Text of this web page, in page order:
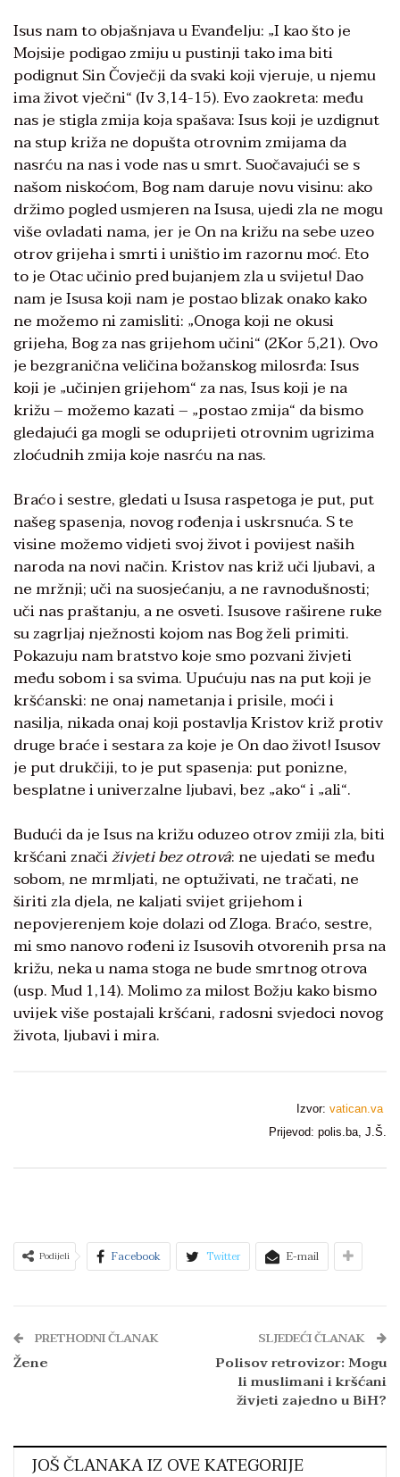
Isus nam to objašnjava u Evanđelju: „I kao što je
Mojsije podigao zmiju u pustinji tako ima biti
podignut Sin Čovječji da svaki koji vjeruje, u njemu
ima život vječni“ (Iv 3,14-15). Evo zaokreta: među
nas je stigla zmija koja spašava: Isus koji je uzdignut
na stup križa ne dopušta otrovnim zmijama da
nasrću na nas i vode nas u smrt. Suočavajući se s
našom niskoćom, Bog nam daruje novu visinu: ako
držimo pogled usmjeren na Isusa, ujedi zla ne mogu
više ovladati nama, jer je On na križu na sebe uzeo
otrov grijeha i smrti i uništio im razornu moć. Eto
to je Otac učinio pred bujanjem zla u svijetu! Dao
nam je Isusa koji nam je postao blizak onako kako
ne možemo ni zamisliti: „Onoga koji ne okusi
grijeha, Bog za nas grijehom učini“ (2Kor 5,21). Ovo
je bezgranična veličina božanskog milosrđa: Isus
koji je „učinjen grijehom“ za nas, Isus koji je na
križu – možemo kazati – „postao zmija“ da bismo
gledajući ga mogli se oduprijeti otrovnim ugrizima
zloćudnih zmija koje nasrću na nas.
Braćo i sestre, gledati u Isusa raspetoga je put, put
našeg spasenja, novog rođenja i uskrsnuća. S te
visine možemo vidjeti svoj život i povijest naših
naroda na novi način. Kristov nas križ uči ljubavi, a
ne mržnji; uči na suosjećanju, a ne ravnodušnosti;
uči nas praštanju, a ne osveti. Isusove raširene ruke
su zagrljaj nježnosti kojom nas Bog želi primiti.
Pokazuju nam bratstvo koje smo pozvani živjeti
među sobom i sa svima. Upućuju nas na put koji je
kršćanski: ne onaj nametanja i prisile, moći i
nasilja, nikada onaj koji postavlja Kristov križ protiv
druge braće i sestara za koje je On dao život! Isusov
je put drukčiji, to je put spasenja: put ponizne,
besplatne i univerzalne ljubavi, bez „ako“ i „ali“.
Budući da je Isus na križu oduzeo otrov zmiji zla, biti
kršćani značiživjeti bez otrovâ: ne ujedati se među
sobom, ne mrmljati, ne optuživati, ne tračati, ne
širiti zla djela, ne kaljati svijet grijehom i
nepovjerenjem koje dolazi od Zloga. Braćo, sestre,
mi smo nanovo rođeni iz Isusovih otvorenih prsa na
križu, neka u nama stoga ne bude smrtnog otrova
(usp. Mud 1,14). Molimo za milost Božju kako bismo
uvijek više postajali kršćani, radosni svjedoci novog
života, ljubavi i mira.
Izvor: vatican.va
Prijevod: polis.ba, J.Š.
Podijeli Facebook Twitter E-mail
PRETHODNI ČLANAK
Žene
SLJEDEĆI ČLANAK
Polisov retrovizor: Mogu
li muslimani i kršćani
živjeti zajedno u BiH?
JOŠ ČLANAKA IZ OVE KATEGORIJE